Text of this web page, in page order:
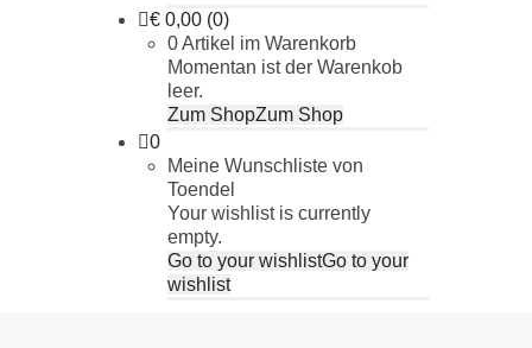
€ 0,00 (0)
0 Artikel im Warenkorb
Momentan ist der Warenkob
leer.
Zum ShopZum Shop
0
Meine Wunschliste von
Toendel
Your wishlist is currently
empty.
Go to your wishlistGo to your
wishlist